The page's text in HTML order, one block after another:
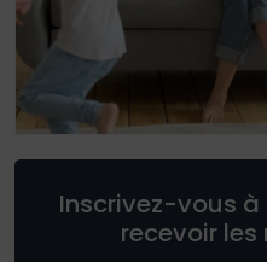
Inscrivez-vous
recevoir